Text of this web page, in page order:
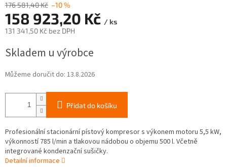
176 581,40 Kč –10 %
158 923,20 Kč / ks
131 341,50 Kč bez DPH
cena:
Skladem u výrobce
Můžeme doručit do: 13.8.2026
Přidat do košíku
Profesionální stacionární pístový kompresor s výkonem motoru 5,5 kW,
výkonností 785 l/min a tlakovou nádobou o objemu 500 l. Včetně
integrované kondenzační sušičky.
Detailní informace